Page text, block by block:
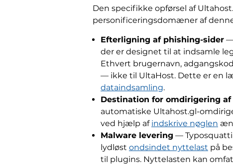
Den specifikke opførsel af
personificeringsdomæner af
Efterligning af phishing-sider —
der er designet til at indsamle
Ethvert brugernavn,
— ikke til UltaHost. Dette er en
dataindsamling.
Destination for omdirigering
automatiske Ultahost.gl-
ved hjælp af indskrive nøglen
Malware levering —
lydløst ondsindet nyttelast på
til plugins. Nyttelasten kan